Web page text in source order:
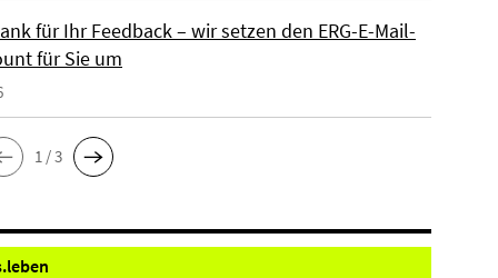
für Ihr Feedback – wir setzen den ERG-E-Mail-
für Sie um
1 / 3
leben